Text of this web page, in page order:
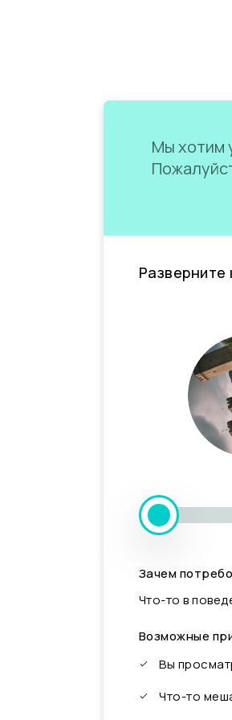
Мы хотим
Разверните
Зачем
Что-то в
Возможные
Вы
Что-то